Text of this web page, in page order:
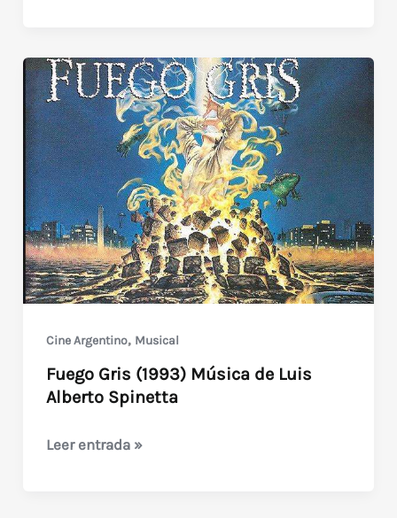
Teatro
Opera
Julio
1993
Cine Argentino, Musical
Fuego Gris (1993) Música de Luis
Alberto Spinetta
Fuego
Leer entrada »